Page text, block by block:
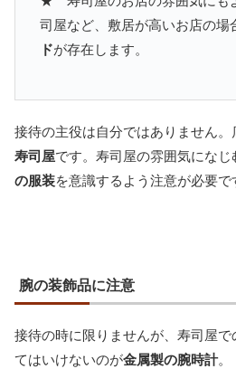
司屋など、敷居が高いお店の場
ドが存在します。
接待の主役は自分ではありません。
寿司屋です。寿司屋の雰囲気になじ
の服装を意識するよう注意が必要で
腕の装飾品に注意
接待の時に限りませんが、寿司屋で
てはいけないのが金属製の腕時計。